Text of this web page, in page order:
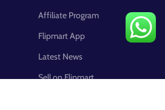
Affiliate Program
Flipmart App
Latest News
Sell on Flipmart